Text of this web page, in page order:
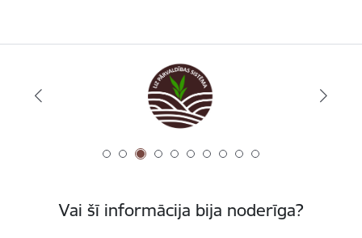
Vai šī informācija bija noderīga?